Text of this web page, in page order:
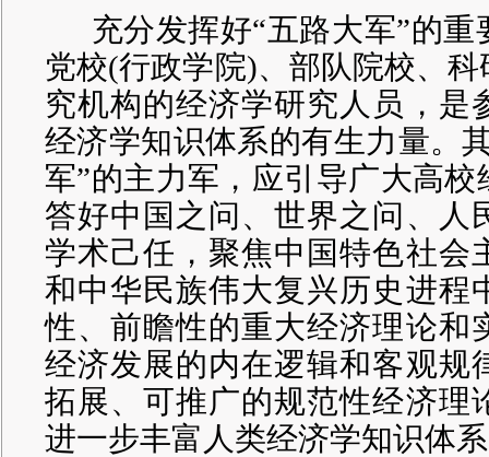
充分发挥好“五路大军”的
党校(行政学院)、部队院校、
究机构的经济学研究人员，是
经济学知识体系的有生力量。
军”的主力军，应引导广大高
答好中国之问、世界之问、人
学术己任，聚焦中国特色社会
和中华民族伟大复兴历史进程
性、前瞻性的重大经济理论和
经济发展的内在逻辑和客观规
拓展、可推广的规范性经济理
进一步丰富人类经济学知识体